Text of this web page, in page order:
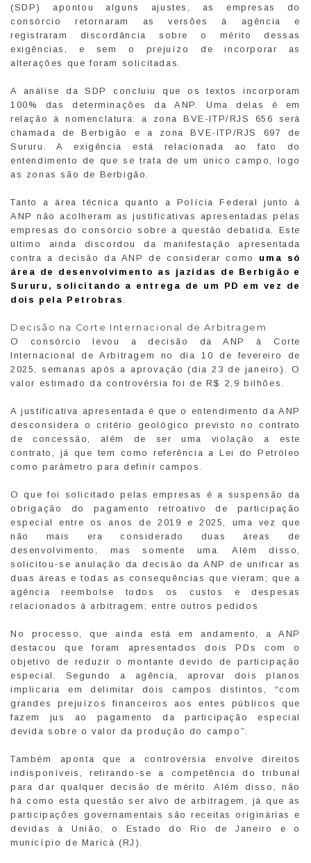
(SDP) apontou alguns ajustes, as empresas do
consórcio retornaram as versões à agência e
registraram discordância sobre o mérito dessas
exigências, e sem o prejuízo de incorporar as
alterações que foram solicitadas.
A análise da SDP concluiu que os textos incorporam
100% das determinações da ANP. Uma delas é em
relação à nomenclatura: a zona BVE-ITP/RJS 656 será
chamada de Berbigão e a zona BVE-ITP/RJS 697 de
Sururu. A exigência está relacionada ao fato do
entendimento de que se trata de um único campo, logo
as zonas são de Berbigão.
Tanto a área técnica quanto a Polícia Federal junto à
ANP não acolheram as justificativas apresentadas pelas
empresas do consórcio sobre a questão debatida. Este
último ainda discordou da manifestação apresentada
contra a decisão da ANP de considerar como uma só
área de desenvolvimento as jazidas de Berbigão e
Sururu, solicitando a entrega de um PD em vez de
dois pela Petrobras.
Decisão na Corte Internacional de Arbitragem
O consórcio levou a decisão da ANP à Corte
Internacional de Arbitragem no dia 10 de fevereiro de
2025, semanas após a aprovação (dia 23 de janeiro). O
valor estimado da controvérsia foi de R$ 2,9 bilhões.
A justificativa apresentada é que o entendimento da ANP
desconsidera o critério geológico previsto no contrato
de concessão, além de ser uma violação a este
contrato, já que tem como referência a Lei do Petróleo
como parâmetro para definir campos.
O que foi solicitado pelas empresas é a suspensão da
obrigação do pagamento retroativo de participação
especial entre os anos de 2019 e 2025, uma vez que
não mais era considerado duas áreas de
desenvolvimento, mas somente uma. Além disso,
solicitou-se anulação da decisão da ANP de unificar as
duas áreas e todas as consequências que vieram; que a
agência reembolse todos os custos e despesas
relacionados à arbitragem; entre outros pedidos
No processo, que ainda está em andamento, a ANP
destacou que foram apresentados dois PDs com o
objetivo de reduzir o montante devido de participação
especial. Segundo a agência, aprovar dois planos
implicaria em delimitar dois campos distintos, “com
grandes prejuízos financeiros aos entes públicos que
fazem jus ao pagamento da participação especial
devida sobre o valor da produção do campo”.
Também aponta que a controvérsia envolve direitos
indisponíveis, retirando-se a competência do tribunal
para dar qualquer decisão de mérito. Além disso, não
há como esta questão ser alvo de arbitragem, já que as
participações governamentais são receitas originárias e
devidas à União, o Estado do Rio de Janeiro e o
município de Maricá (RJ).